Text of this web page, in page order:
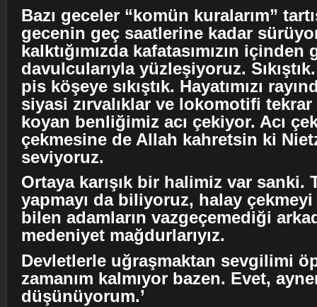
Bazı geceler “komün kuralarım”
gecenin geç saatlerine kadar
kalktığımızda kafatasımızın içinden
davulcularıyla yüzleşiyoruz.
pis köşeye sıkıştık. Hayatımızı
siyasi zırvalıklar ve lokomotifi
koyan benliğimiz acı çekiyor. Acı
çekmesine de Allah kahretsin ki
seviyoruz.
Ortaya karışık bir halimiz var sanki.
yapmayı da biliyoruz, halay
bilen adamların vazgeçemediği
medeniyet mağdurlarıyız.
Devletlerle uğraşmaktan sevgilimi
zamanım kalmıyor bazen. Evet,
düşünüyorum.’